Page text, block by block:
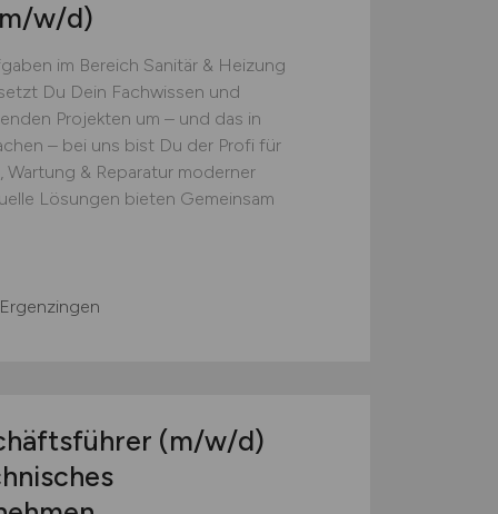
w/d)
im Bereich Sanitär & Heizung
Du Dein Fachwissen und
Projekten um – und das in
– bei uns bist Du der Profi für
Wartung & Reparatur moderner
Lösungen bieten Gemeinsam
(m/w/d)